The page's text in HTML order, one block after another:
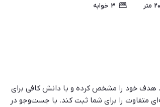
متر ۳ خوابه
هدف خود را مشخص کرده و با دانش کافی برای
متفاوت را برای شما ثبت کند. با جست‌وجو در